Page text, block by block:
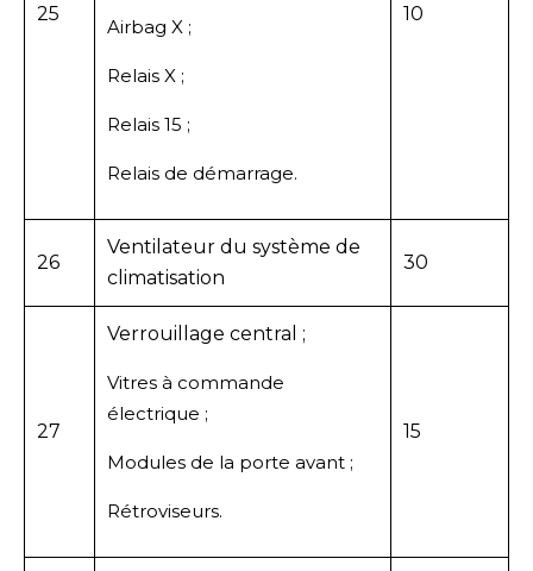
25
Airbag X ;
Relais X ;
Relais 15 ;
Relais de démarrage.
10
26
Ventilateur du système de
climatisation
30
27
Verrouillage central ;
Vitres à commande
électrique ;
Modules de la porte avant ;
Rétroviseurs.
15